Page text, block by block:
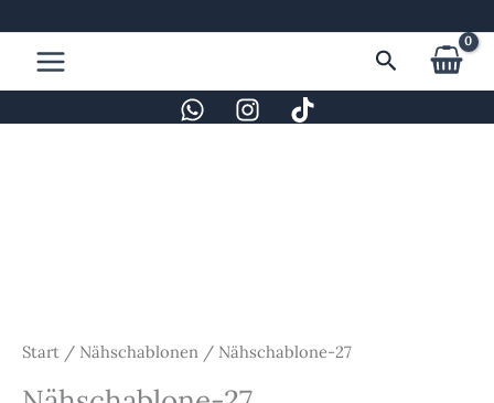
springen
Suchen
Start / Nähschablonen / Nähschablone-27